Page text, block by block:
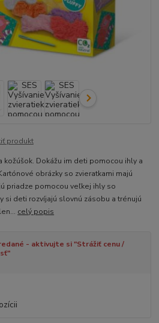
produkt
kožúšok. Dokážu im deti pomocou ihly a
obrázky so zvieratkami majú
priadze pomocou veľkej ihly so
si deti rozvíjajú slovnú zásobu a trénujú
celý popis
- aktivujte si "Strážiť cenu /